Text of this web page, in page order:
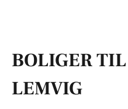
BOLIGER
LEMVIG